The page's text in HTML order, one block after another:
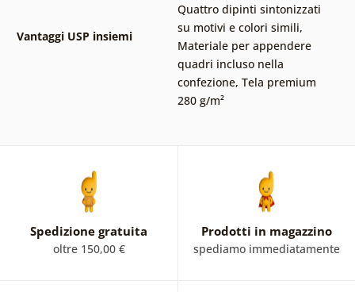
Vantaggi USP insiemi
Quattro dipinti sintonizzati
su motivi e colori simili,
Materiale per appendere
quadri incluso nella
confezione, Tela premium
280 g/m²
Spedizione gratuita
oltre 150,00 €
Prodotti in magazzino
spediamo immediatamente